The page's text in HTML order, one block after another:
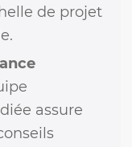
de projet
assure